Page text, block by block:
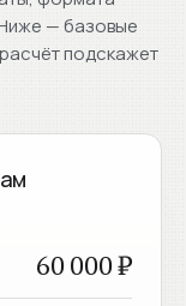
— базовые
подскажет
60 000 ₽